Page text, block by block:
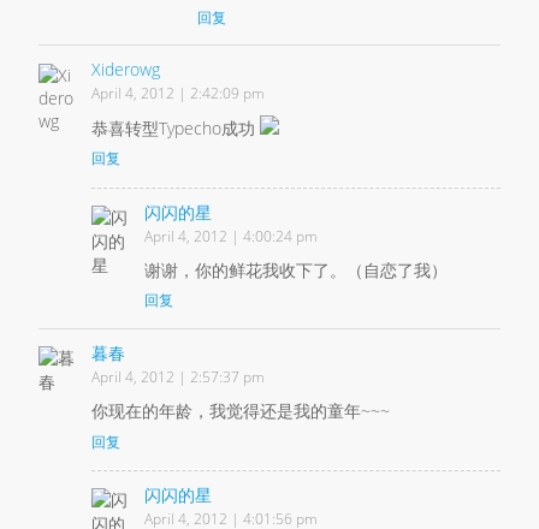
回复
Xiderowg
April 4, 2012 | 2:42:09 pm
恭喜转型Typecho成功
回复
闪闪的星
April 4, 2012 | 4:00:24 pm
谢谢，你的鲜花我收下了。（自恋了我）
回复
暮春
April 4, 2012 | 2:57:37 pm
你现在的年龄，我觉得还是我的童年~~~
回复
闪闪的星
April 4, 2012 | 4:01:56 pm